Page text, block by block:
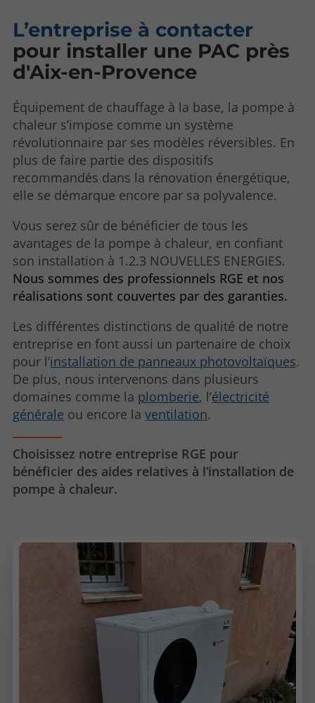
L’entreprise à contacter
pour installer une PAC près
d'Aix-en-Provence
Équipement de chauffage à la base, la pompe à
chaleur s’impose comme un système
révolutionnaire par ses modèles réversibles. En
plus de faire partie des dispositifs
recommandés dans la rénovation énergétique,
elle se démarque encore par sa polyvalence.
Vous serez sûr de bénéficier de tous les
avantages de la pompe à chaleur, en confiant
son installation à 1.2.3 NOUVELLES ENERGIES.
Nous sommes des professionnels RGE et nos
réalisations sont couvertes par des garanties.
Les différentes distinctions de qualité de notre
entreprise en font aussi un partenaire de choix
pour l’installation de panneaux photovoltaïques.
De plus, nous intervenons dans plusieurs
domaines comme la plomberie, l’électricité
générale ou encore laventilation.
Choisissez notre entreprise RGE pour
bénéficier des aides relatives à l’installation de
pompe à chaleur.